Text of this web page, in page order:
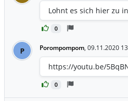
0
Lohnt es sich hier zu
P Porompompom, 09.11.2020
0
https://youtu.be/